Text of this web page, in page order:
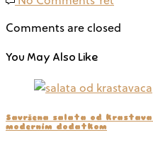
Comments are closed
You May Also Like
Savršena salata od
modernim dodatkom